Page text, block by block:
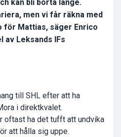
kan bli borta länge.
men vi får räkna med
för Mattias, säger Enrico
av Leksands IFs
till SHL efter att ha
i direktkvalet.
oftast ha det tufft att undvika
att hålla sig uppe.